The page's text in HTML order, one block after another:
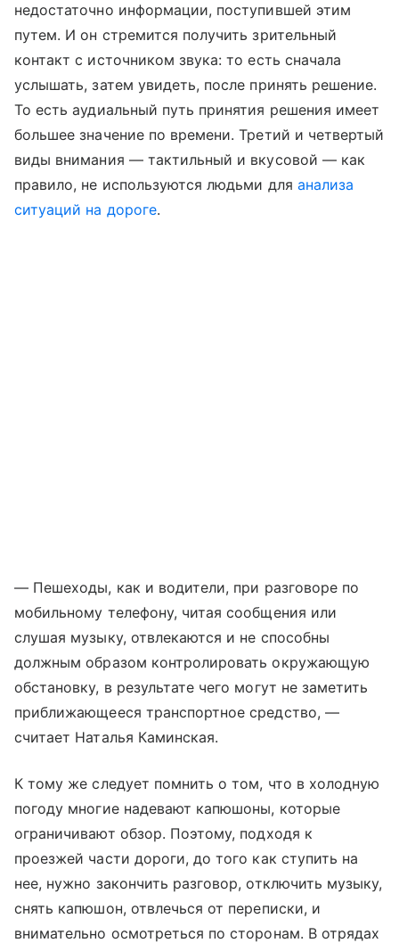
недостаточно информации, поступившей этим
путем. И он стремится получить зрительный
контакт с источником звука: то есть сначала
услышать, затем увидеть, после принять решение.
То есть аудиальный путь принятия решения имеет
большее значение по времени. Третий и четвертый
виды внимания — тактильный и вкусовой — как
правило, не используются людьми для анализа
ситуаций на дороге.
— Пешеходы, как и водители, при разговоре по
мобильному телефону, читая сообщения или
слушая музыку, отвлекаются и не способны
должным образом контролировать окружающую
обстановку, в результате чего могут не заметить
приближающееся транспортное средство, —
считает Наталья Каминская.
К тому же следует помнить о том, что в холодную
погоду многие надевают капюшоны, которые
ограничивают обзор. Поэтому, подходя к
проезжей части дороги, до того как ступить на
нее, нужно закончить разговор, отключить музыку,
снять капюшон, отвлечься от переписки, и
внимательно осмотреться по сторонам. В отрядах